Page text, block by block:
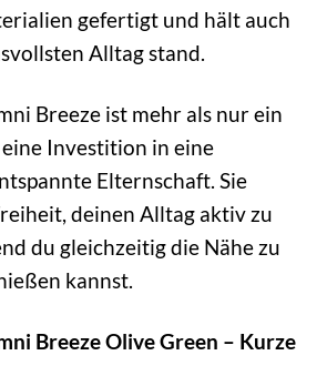
gefertigt und hält auch
Alltag stand.
Breeze ist mehr als nur ein
Investition in eine
Elternschaft. Sie
deinen Alltag aktiv zu
du gleichzeitig die Nähe zu
kannst.
Breeze Olive Green – Kurze